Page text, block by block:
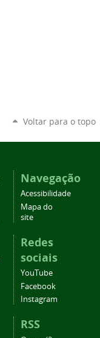
Voltar para o topo
Navegação
Acessibilidade
Mapa do
site
Redes
sociais
YouTube
Facebook
Instagram
RSS